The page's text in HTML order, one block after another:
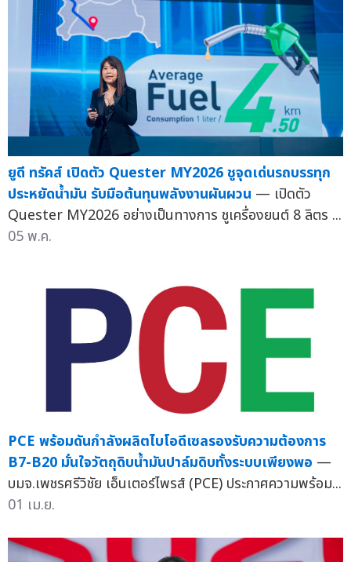
ยูดี ทรัคส์ เปิดตัว Quester MY2026 ชูจุดเด่นรถบรรทุก
ประหยัดน้ำมัน รับมือต้นทุนพลังงานผันผวน — เปิดตัว
Quester MY2026 อย่างเป็นทางการ ชูเครื่องยนต์ 8 ลิตร ...
05 พ.ค.
PCE พร้อมดันกำลังผลิตไบโอดีเซลรองรับความต้องการ
B7-B20 มั่นใจวัตถุดิบน้ำมันปาล์มดิบทั้งระบบเพียงพอ —
บมจ.เพชรศรีวิชัย เอ็นเตอร์ไพรส์ (PCE) ประกาศความพร้อม...
01 เม.ย.